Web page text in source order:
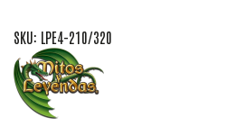
SKU: LPE4-210/320